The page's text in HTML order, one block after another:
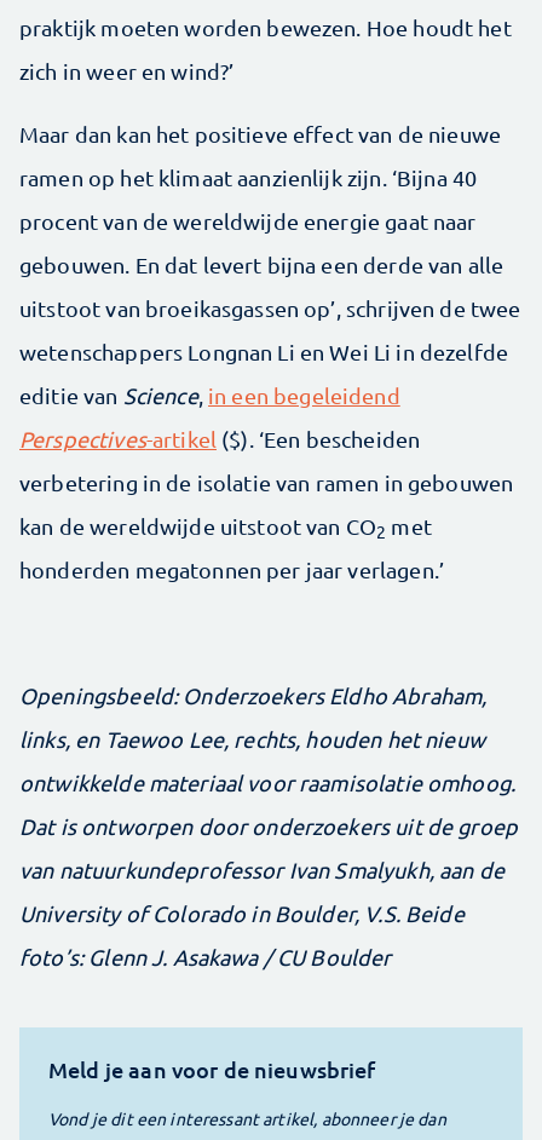
praktijk moeten worden bewezen. Hoe houdt het
zich in weer en wind?’
Maar dan kan het positieve effect van de nieuwe
ramen op het klimaat aanzienlijk zijn. ‘Bijna 40
procent van de wereldwijde energie gaat naar
gebouwen. En dat levert bijna een derde van alle
uitstoot van broeikasgassen op’, schrijven de twee
wetenschappers Longnan Li en Wei Li in dezelfde
editie van Science, in een begeleidend
Perspectives-artikel ($). ‘Een bescheiden
verbetering in de isolatie van ramen in gebouwen
kan de wereldwijde uitstoot van CO2 met
honderden megatonnen per jaar verlagen.’
Openingsbeeld: Onderzoekers Eldho Abraham,
links, en Taewoo Lee, rechts, houden het nieuw
ontwikkelde materiaal voor raamisolatie omhoog.
Dat is ontworpen door onderzoekers uit de groep
van natuurkundeprofessor Ivan Smalyukh, aan de
University of Colorado in Boulder, V.S. Beide
foto’s: Glenn J. Asakawa / CU Boulder
Meld je aan voor de nieuwsbrief
Vond je dit een interessant artikel, abonneer je dan